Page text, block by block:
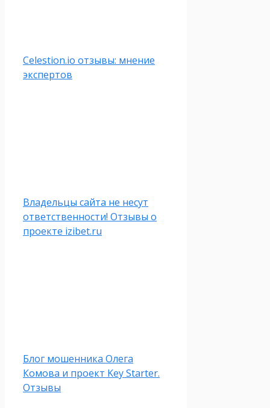
Celestion.io отзывы: мнение
экспертов
Владельцы сайта не несут
ответственности! Отзывы о
проекте izibet.ru
Блог мошенника Олега
Комова и проект Key Starter.
Отзывы